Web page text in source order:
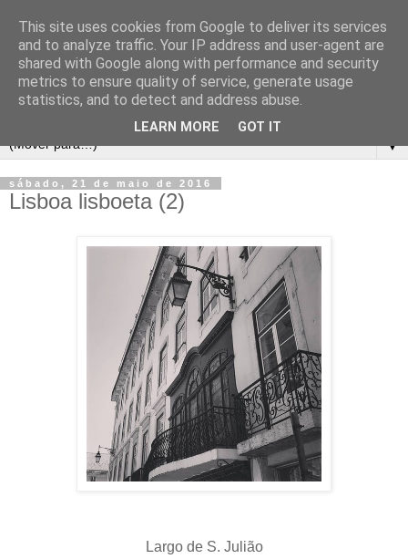
▼
sábado, 21 de maio de 2016
Lisboa lisboeta (2)
Largo de S. Julião
This site uses cookies from Google to deliver its services
and to analyze traffic. Your IP address and user-agent are
shared with Google along with performance and security
metrics to ensure quality of service, generate usage
statistics, and to detect and address abuse.
LEARN MORE GOT IT